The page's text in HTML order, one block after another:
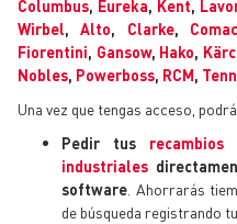
Columbus, Eureka, Kent,
Wirbel,Alto, Clarke, Comac
Fiorentini, Gansow, Hako,
Nobles, Powerboss, RCM,
Una vez que tengas acceso,
Pedir tus
industriales
software . Ahorrarás
de búsqueda registrando